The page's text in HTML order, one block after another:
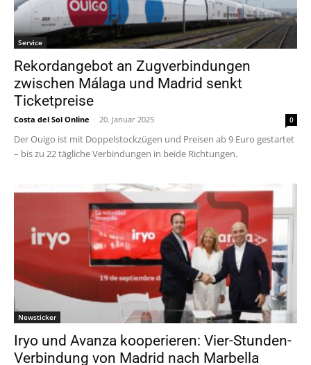
Service
Rekordangebot an Zugverbindungen
zwischen Málaga und Madrid senkt
Ticketpreise
Costa del Sol Online - 20. Januar 2025 0
Der Ouigo ist mit Doppelstockzügen und Preisen ab 9 Euro gestartet
– bis zu 22 tägliche Verbindungen in beide Richtungen.
Newsticker
Iryo und Avanza kooperieren: Vier-Stunden-
Verbindung von Madrid nach Marbella